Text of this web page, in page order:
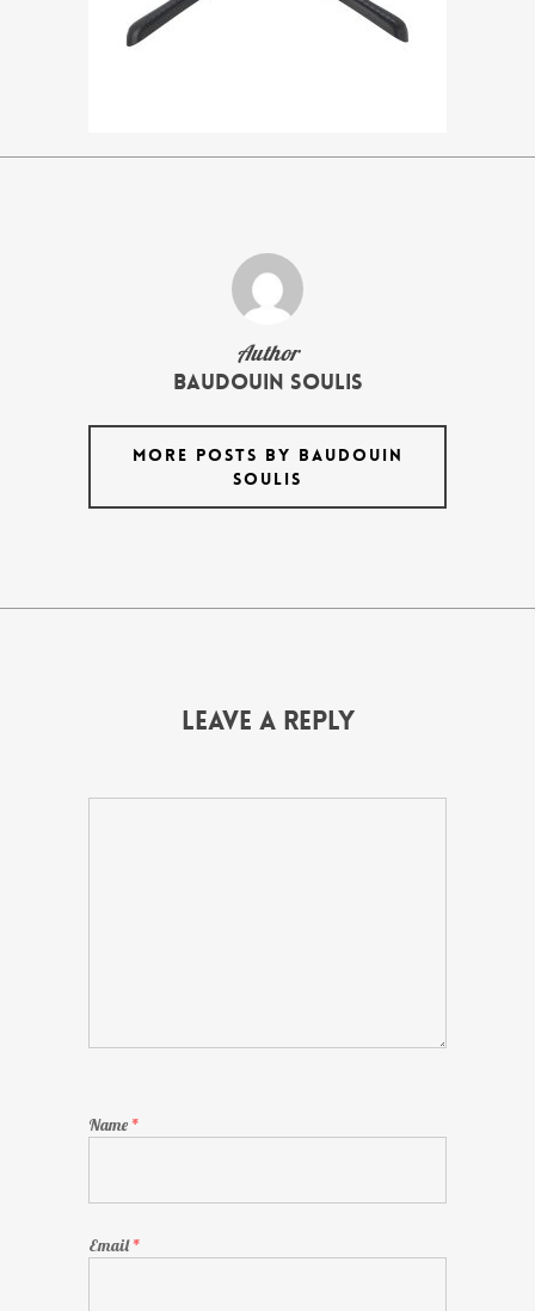
Author
Baudouin Soulis
MORE POSTS BY BAUDOUIN
SOULIS
Leave a Reply
Name *
Email*